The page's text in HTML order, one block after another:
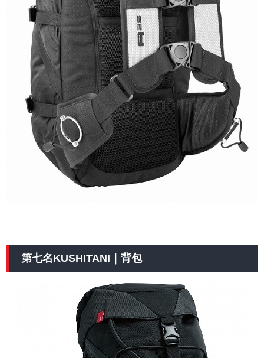
第七名KUSHITANI｜背包